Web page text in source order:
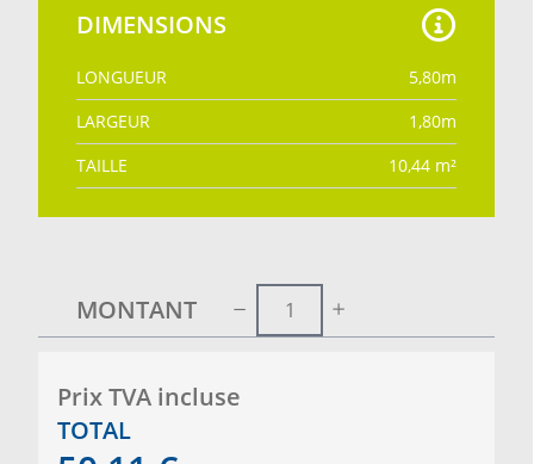
DIMENSIONS
LONGUEUR 5,80m
LARGEUR
1,80m
TAILLE
10,44 m²
MONTANT
Prix ​​TVA incluse
TOTAL